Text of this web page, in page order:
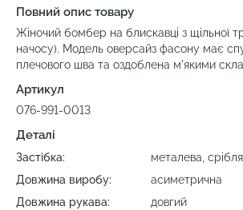
Повний опис товару
Жіночий бомбер на блискавці з щільної
начосу). Модель оверсайз фасону має
плечового шва та оздоблена м'якими
Артикул
076-991-0013
Деталі
Застібка:
металева,
Довжина виробу:
асиметрична
Довжина рукава:
довгий